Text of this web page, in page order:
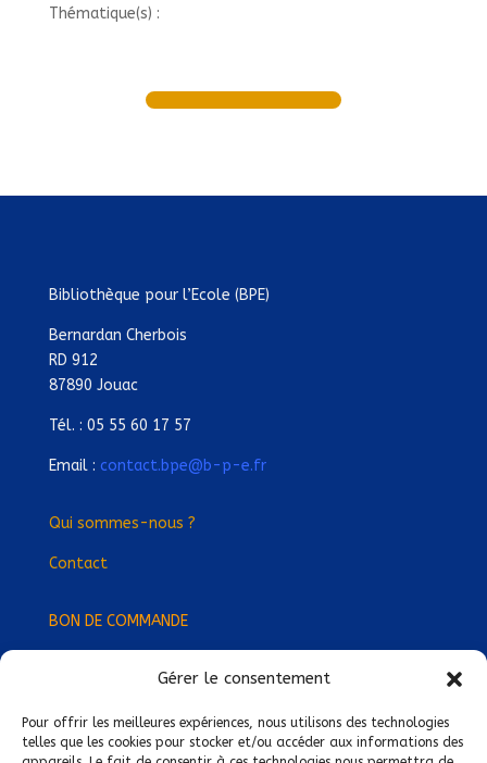
Gérer le consentement
Pour offrir les meilleures expériences, nous utilisons des technologies
telles que les cookies pour stocker et/ou accéder aux informations des
Thématique(s) :
Bibliothèque pour l’Ecole (BPE)
Bernardan Cherbois
RD 912
87890 Jouac
Tél. : 05 55 60 17 57
Email : contact.bpe@b-p-e.fr
Qui sommes-nous ?
Contact
BON DE COMMANDE
Devenez Délégué·e Régional·e !
Trouvez-nous près de chez vous !